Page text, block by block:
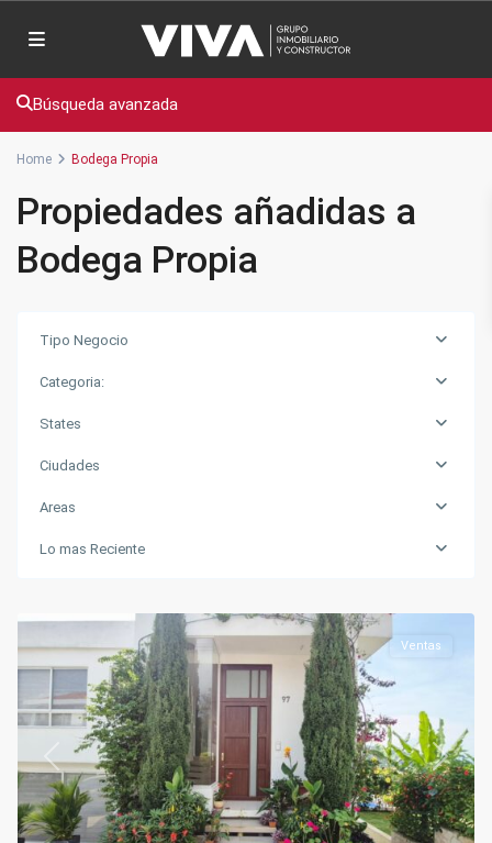
Búsqueda avanzada
Home Bodega Propia
Propiedades añadidas a
Bodega Propia
Tipo Negocio
Categoria:
States
Ciudades
Areas
Lo mas Reciente
Previous Next
Ventas